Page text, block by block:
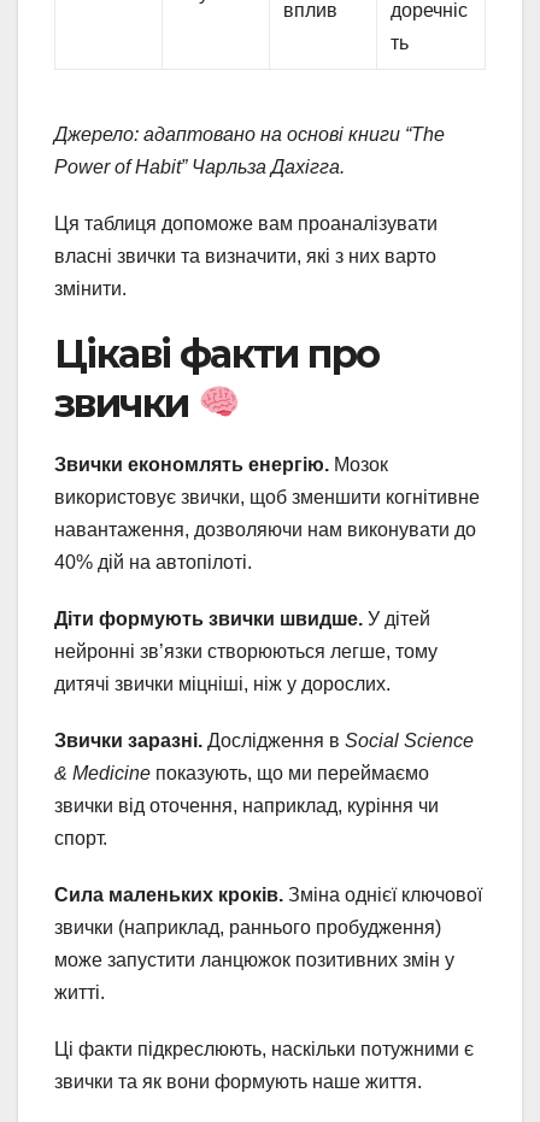
вплив
доречніс
ть
Джерело: адаптовано на основі книги “The
Power of Habit” Чарльза Дахігга.
Ця таблиця допоможе вам проаналізувати
власні звички та визначити, які з них варто
змінити.
Цікаві факти про
звички
Звички економлять енергію. Мозок
використовує звички, щоб зменшити когнітивне
навантаження, дозволяючи нам виконувати до
40% дій на автопілоті.
Діти формують звички швидше. У дітей
нейронні зв’язки створюються легше, тому
дитячі звички міцніші, ніж у дорослих.
Звички заразні. Дослідження в Social Science
& Medicine показують, що ми переймаємо
звички від оточення, наприклад, куріння чи
спорт.
Сила маленьких кроків. Зміна однієї ключової
звички (наприклад, раннього пробудження)
може запустити ланцюжок позитивних змін у
житті.
Ці факти підкреслюють, наскільки потужними є
звички та як вони формують наше життя.